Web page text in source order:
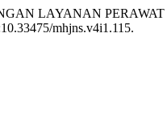
LAYANAN
mhjns.v4i1.115.